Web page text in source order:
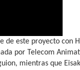
de este proyecto con
por Telecom
mientras que